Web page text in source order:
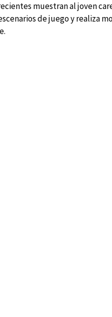
muestran al joven
de juego y realiza